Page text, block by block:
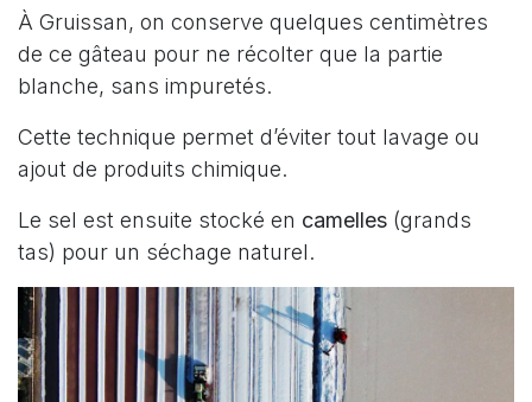
À Gruissan, on conserve quelques centimètres
de ce gâteau pour ne récolter que la partie
blanche, sans impuretés.
Cette technique permet d’éviter tout lavage ou
ajout de produits chimique.
Le sel est ensuite stocké en camelles (grands
tas) pour un séchage naturel.